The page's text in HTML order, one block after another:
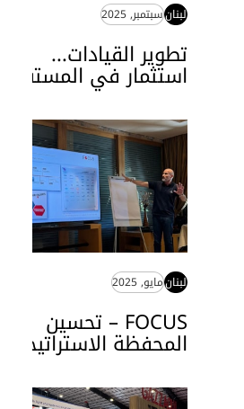
لبنانسبتمبر, 2025
تطوير القيادات...
استثمار في المستقبل
لبنانمايو, 2025
FOCUS – تحسين
المحفظة الاستراتيجية